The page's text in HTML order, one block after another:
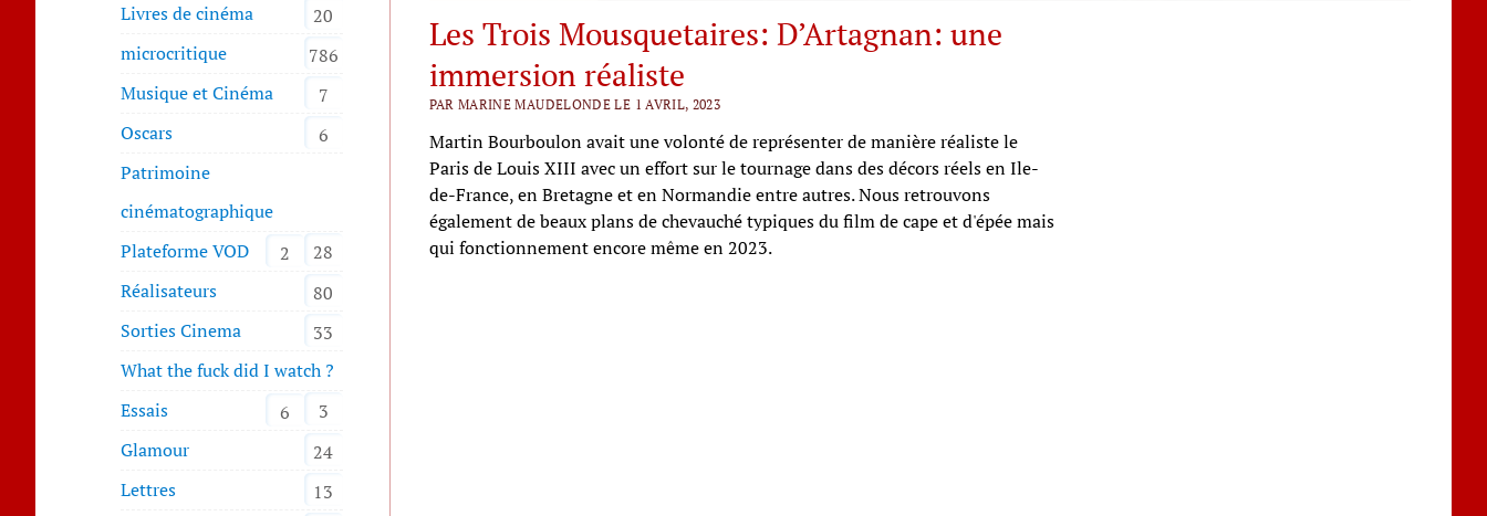
Livres de cinéma
20
microcritique
786
Musique et Cinéma
7
Oscars
6
Patrimoine
cinématographique
28
Plateforme VOD
2
Réalisateurs
80
Sorties Cinema
33
What the fuck did I watch ?
3
Essais
6
Glamour
24
Lettres
13
Les Trois Mousquetaires: D’Artagnan: une
immersion réaliste
PAR MARINE MAUDELONDE LE 1 AVRIL, 2023
Martin Bourboulon avait une volonté de représenter de manière réaliste le
Paris de Louis XIII avec un effort sur le tournage dans des décors réels en Ile-
de-France, en Bretagne et en Normandie entre autres. Nous retrouvons
également de beaux plans de chevauché typiques du film de cape et d'épée mais
qui fonctionnement encore même en 2023.